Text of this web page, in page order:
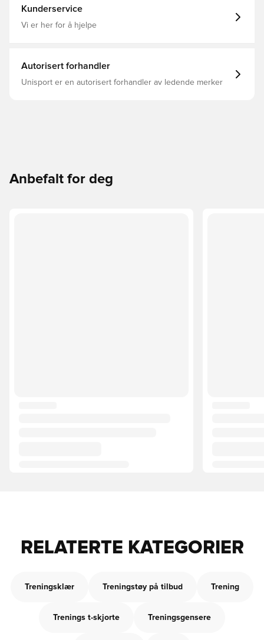
Kunderservice
Vi er her for å hjelpe
Autorisert forhandler
Unisport er en autorisert forhandler av ledende merker
Anbefalt for deg
RELATERTE KATEGORIER
Treningsklær Treningstøy på tilbud Trening
Trenings t-skjorte Treningsgensere